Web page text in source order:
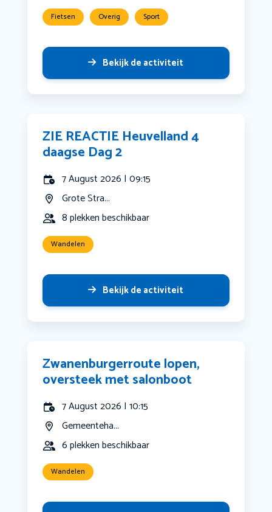
Fietsen Overig Sport
Bekijk de activiteit
ZIE REACTIE Heuvelland 4
daagse Dag 2
7 August 2026 | 09:15
Grote Stra...
8 plekken beschikbaar
Wandelen
Bekijk de activiteit
Zwanenburgerroute lopen,
oversteek met salonboot
7 August 2026 | 10:15
Gemeenteha...
6 plekken beschikbaar
Wandelen